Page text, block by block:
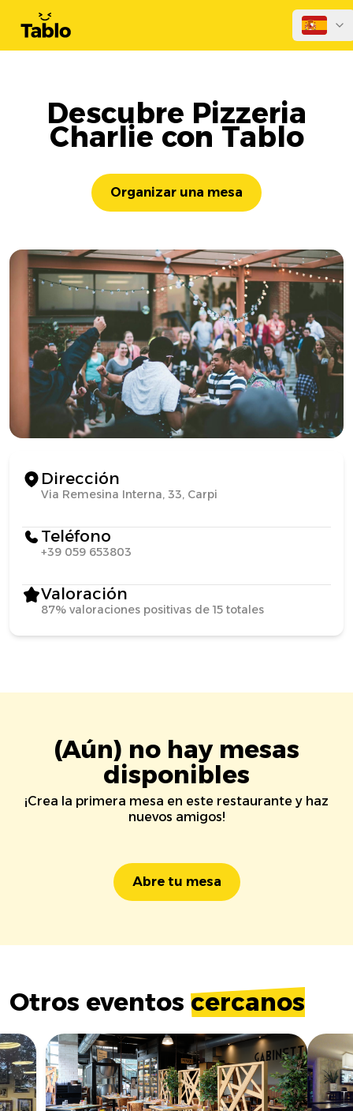
Descubre Pizzeria
Charlie con Tablo
Organizar una mesa
Dirección
Via Remesina Interna, 33, Carpi
Teléfono
+39 059 653803
Valoración
87% valoraciones positivas de 15 totales
(Aún) no hay mesas
disponibles
¡Crea la primera mesa en este restaurante y haz
nuevos amigos!
Abre tu mesa
Otros eventos cercanos